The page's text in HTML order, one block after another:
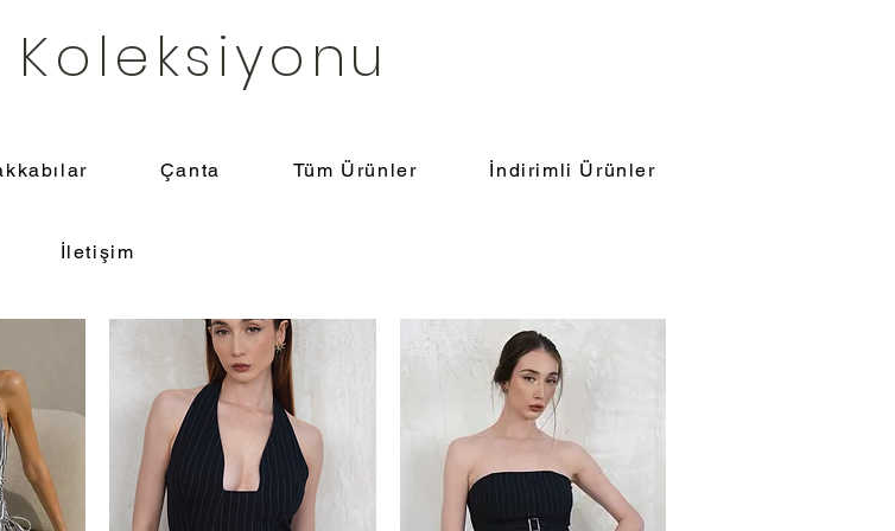
Çanta Tüm Ürünler İndirimli Ürünler
İletişim